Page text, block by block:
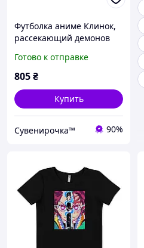
Футболка аниме Клинок,
рассекающий демонов
(F010046_5)
Готово к отправке
805₴
Купить
Сувенирочка™ 90%